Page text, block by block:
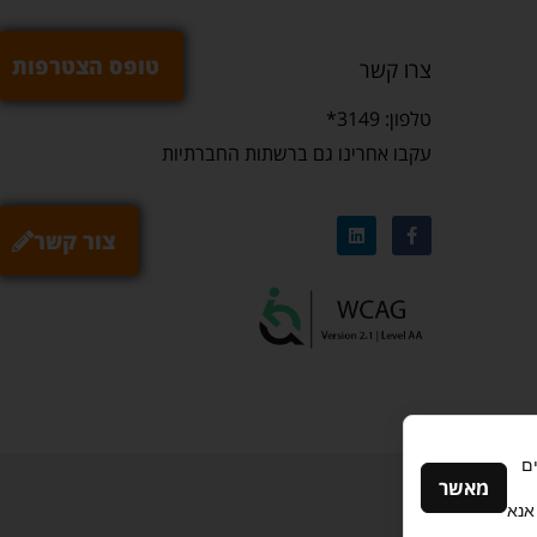
צור קשר
טופס הצטרפות צרו קשר
טלפון: 3149*
עקבו אחרינו גם ברשתות החברתיות
מאשר